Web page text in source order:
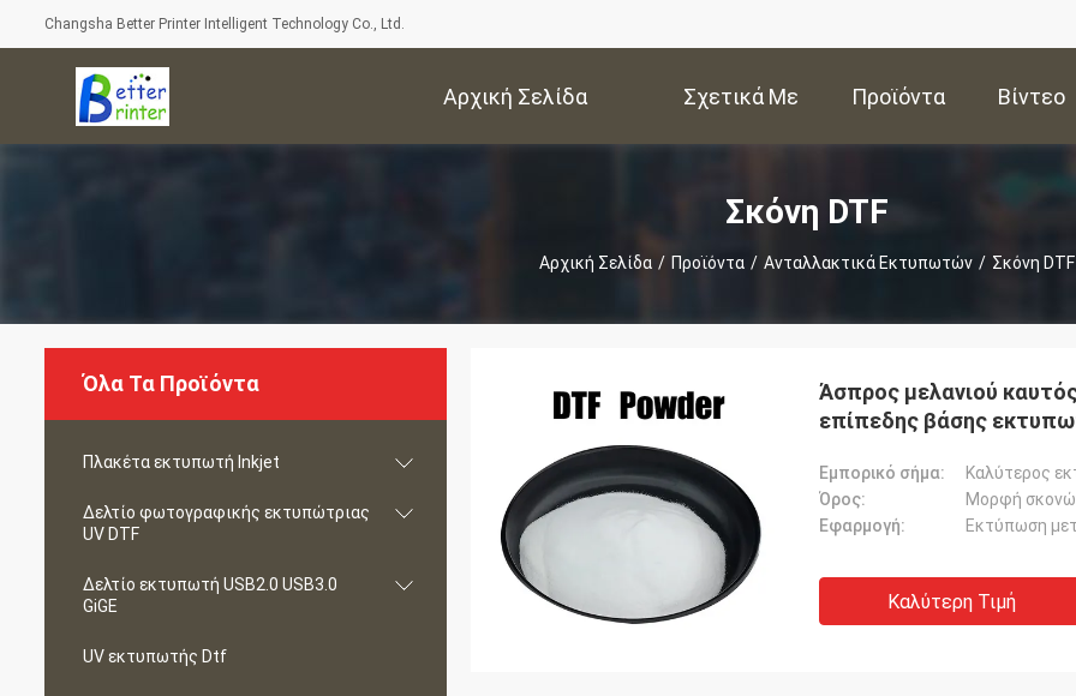
Changsha Better Printer Intelligent Technology Co., Ltd.
Αρχική Σελίδα Σχετικά Με
Εμάς
Προϊόντα Βίντεο
Σκόνη DTF
Αρχική Σελίδα / Προϊόντα / Ανταλλακτικά Εκτυπωτών / Σκόνη DTF
Όλα Τα Προϊόντα
Πλακέτα εκτυπωτή Inkjet
Δελτίο φωτογραφικής εκτυπώτριας
UV DTF
Δελτίο εκτυπωτή USB2.0 USB3.0
GiGE
UV εκτυπωτής Dtf
Άσπρος μελανιού
επίπεδης βάσης
Εμπορικό σήμα:
Καλύτερος
Όρος:
Μορφή
Εφαρμογή:
Καλύτερη Τιμή